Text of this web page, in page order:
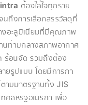
ต้องใส่ใจทุกราย
นถึงการเลือกสรรวัสดุที่
งอะลูมิเนียมที่มีคุณภาพ
ท่ามกลางสภาพอากาศ
ร้อนจัด รวมถึงต้อง
ยรูปแบบ โดยมีการกา
มมาตรฐานทั้ง JIS
ศสหรัฐอเมริกา เพื่อ